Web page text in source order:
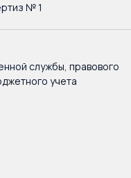
№ 1
службы, правового
учета